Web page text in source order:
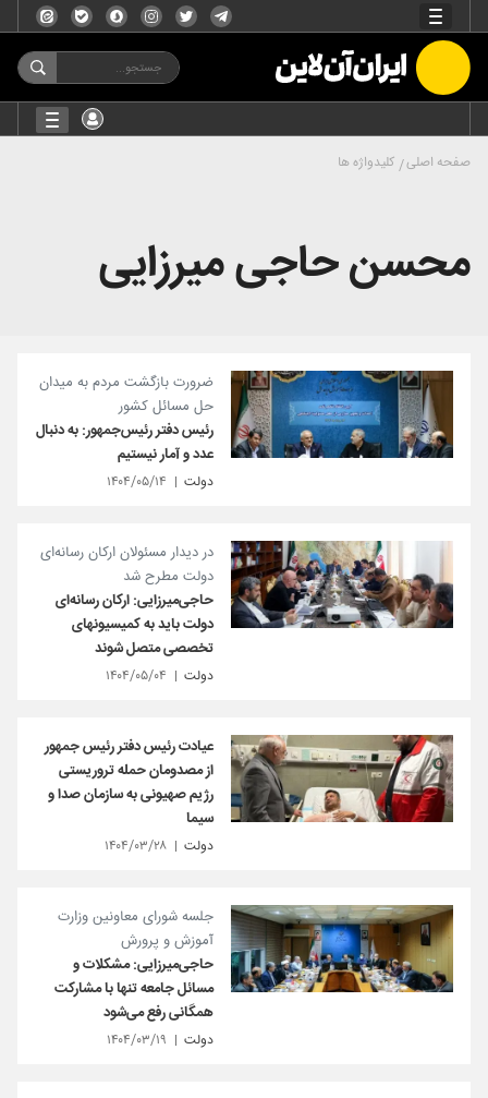
صفحه اصلی کلیدواژه ها
محسن حاجی میرزایی
ضرورت بازگشت مردم به میدان
حل مسائل کشور
رئیس دفتر رئیس‌جمهور: به دنبال
عدد و آمار نیستیم
دولت ۱۴۰۴/۰۵/۱۴
در دیدار مسئولان ارکان رسانه‌ای
دولت مطرح شد
حاجی‌میرزایی: ارکان رسانه‌ای
دولت باید به کمیسیونهای
تخصصی متصل شوند
دولت ۱۴۰۴/۰۵/۰۴
عیادت رئیس دفتر رئیس جمهور
از مصدومان حمله تروریستی
رژیم صهیونی به سازمان صدا و
سیما
دولت ۱۴۰۴/۰۳/۲۸
جلسه شورای معاونین وزارت
آموزش و پرورش
حاجی‌میرزایی: مشکلات و
مسائل جامعه تنها با مشارکت
همگانی رفع می‌شود
دولت ۱۴۰۴/۰۳/۱۹